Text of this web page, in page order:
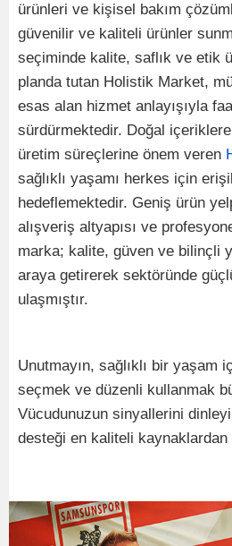
ürünleri ve kişisel bakım
güvenilir ve kaliteli ürünler
seçiminde kalite, saflık ve etik
planda tutan Holistik Market,
esas alan hizmet anlayışıyla
sürdürmektedir. Doğal
üretim süreçlerine önem veren
sağlıklı yaşamı herkes için
hedeflemektedir. Geniş ürün
alışveriş altyapısı ve
marka; kalite, güven ve bilinçli
araya getirerek sektöründe
ulaşmıştır.
Unutmayın, sağlıklı bir yaşam
seçmek ve düzenli kullanmak
Vücudunuzun sinyallerini
desteği en kaliteli kaynaklardan